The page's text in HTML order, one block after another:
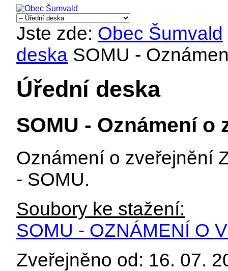
Jste zde: Obec Šumvald
deska SOMU -
Úřední deska
SOMU - Oznámení o
Oznámení o zveřejnění
- SOMU.
Soubory ke stažení:
SOMU - OZNÁMENÍ O
Zveřejněno od: 16. 07.